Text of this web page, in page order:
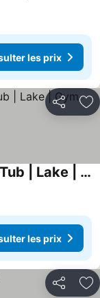
les prix
Partager
Trail & Tide | Outdoor Pool/Hot Tub | Lake | Gym
les prix
Partager